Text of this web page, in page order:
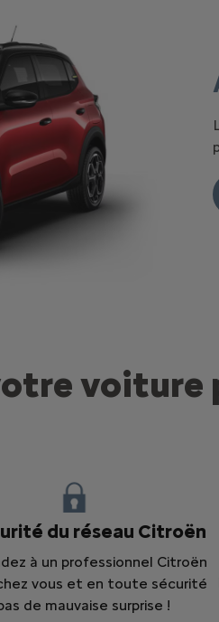
du réseau Citroën
à un professionnel Citroën
vous et en toute sécurité
de mauvaise surprise !